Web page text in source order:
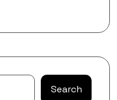
Search